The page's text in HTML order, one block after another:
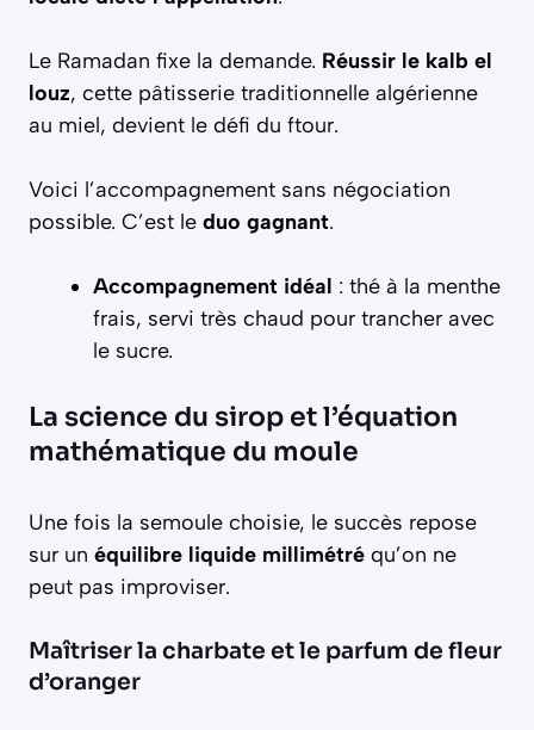
Le Ramadan fixe la demande. Réussir le kalb el
louz, cette pâtisserie traditionnelle algérienne
au miel, devient le défi du ftour.
Voici l’accompagnement sans négociation
possible. C’est le duo gagnant.
Accompagnement idéal : thé à la menthe
frais, servi très chaud pour trancher avec
le sucre.
La science du sirop et l’équation
mathématique du moule
Une fois la semoule choisie, le succès repose
sur un équilibre liquide millimétré qu’on ne
peut pas improviser.
Maîtriser la charbate et le parfum de fleur
d’oranger